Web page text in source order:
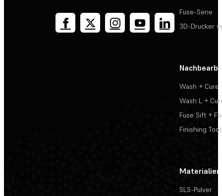
Fuse-Serie
3D-Drucker
Wash + Cure
Wash L +
Fuse Sift +
Finishing
Materialien
SLS-Pulver